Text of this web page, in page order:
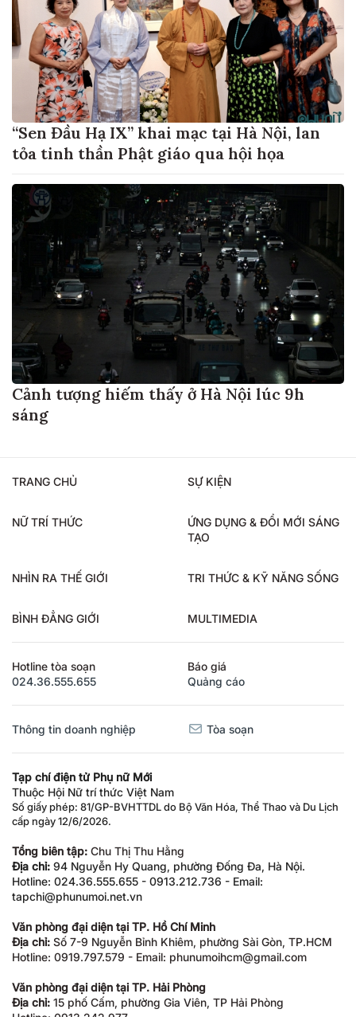
“Sen Đầu Hạ IX” khai mạc tại Hà Nội, lan
tỏa tinh thần Phật giáo qua hội họa
Cảnh tượng hiếm thấy ở Hà Nội lúc 9h
sáng
TRANG CHỦ SỰ KIỆN
NỮ TRÍ THỨC
ỨNG DỤNG & ĐỔI MỚI SÁNG
TẠO
NHÌN RA THẾ GIỚI TRI THỨC & KỸ NĂNG SỐNG
BÌNH ĐẲNG GIỚI MULTIMEDIA
Hotline tòa soạn
024.36.555.655
Báo giá
Quảng cáo
Thông tin doanh nghiệp Tòa soạn
Tạp chí điện tử Phụ nữ Mới
Thuộc Hội Nữ trí thức Việt Nam
Số giấy phép: 81/GP-BVHTTDL do Bộ Văn Hóa, Thể Thao và Du Lịch
cấp ngày 12/6/2026.
Tổng biên tập: Chu Thị Thu Hằng
Địa chỉ: 94 Nguyễn Hy Quang, phường Đống Đa, Hà Nội.
Hotline: 024.36.555.655 - 0913.212.736 - Email:
tapchi@phunumoi.net.vn
Văn phòng đại diện tại TP. Hồ Chí Minh
Địa chỉ: Số 7-9 Nguyễn Bỉnh Khiêm, phường Sài Gòn, TP.HCM
Hotline: 0919.797.579 - Email: phunumoihcm@gmail.com
Văn phòng đại diện tại TP. Hải Phòng
Địa chỉ: 15 phố Cấm, phường Gia Viên, TP Hải Phòng